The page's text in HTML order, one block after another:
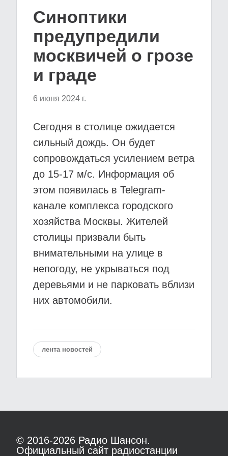
Синоптики
предупредили
москвичей о грозе
и граде
6 июня 2024 г.
Сегодня в столице ожидается
сильный дождь. Он будет
сопровождаться усилением ветра
до 15-17 м/с. Информация об
этом появилась в Telegram-
канале комплекса городского
хозяйства Москвы. Жителей
столицы призвали быть
внимательными на улице в
непогоду, не укрываться под
деревьями и не парковать вблизи
них автомобили.
лента новостей
© 2016-2026 Радио Шансон.
Официальный сайт радиостанции